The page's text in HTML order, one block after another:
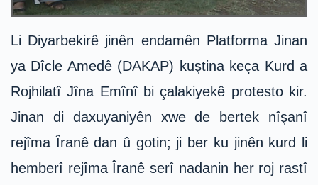
Li Diyarbekirê jinên endamên Platforma Jinan
ya Dîcle Amedê (DAKAP) kuştina keça Kurd a
Rojhilatî Jîna Emînî bi çalakiyekê protesto kir.
Jinan di daxuyaniyên xwe de bertek nîşanî
rejîma Îranê dan û gotin; ji ber ku jinên kurd li
hemberî rejîma Îranê serî nadanin her roj rastî